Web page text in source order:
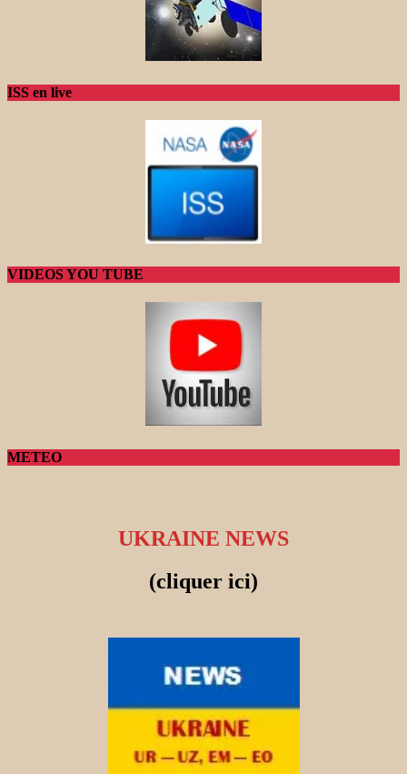
ISS en live
VIDEOS YOU TUBE
METEO
UKRAINE NEWS
(cliquer ici)